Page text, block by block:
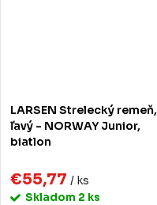
LARSEN Strelecký remeň,
ľavý - NORWAY Junior,
biatlon
€55,77 / ks
Skladom 2 ks